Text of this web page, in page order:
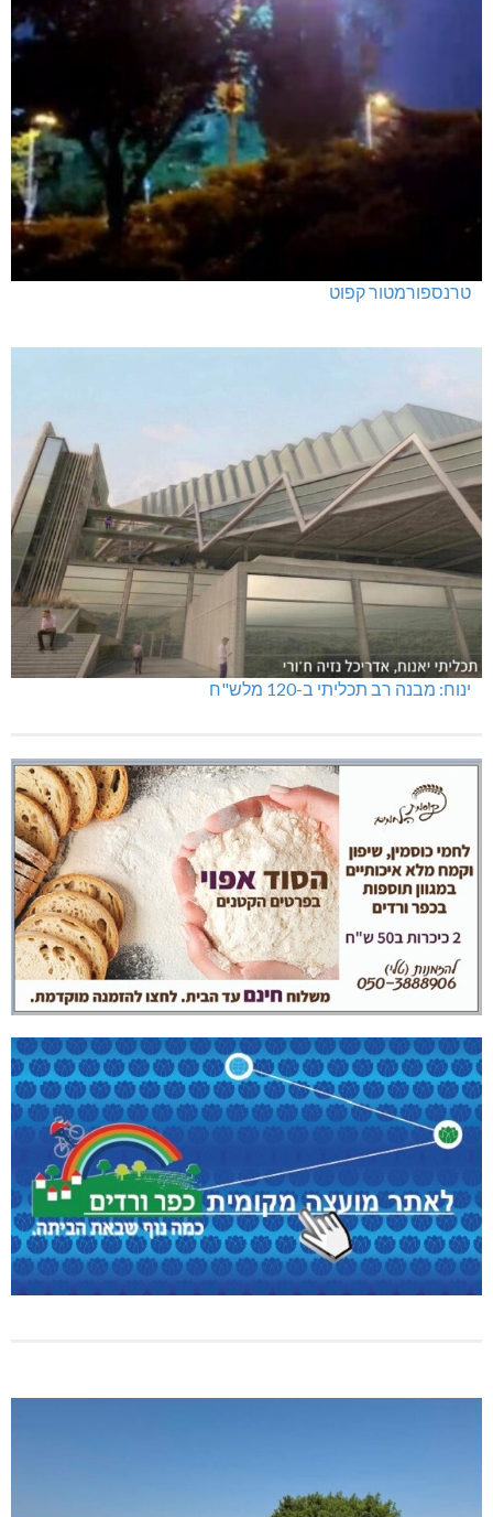
טרנספורמטור קפוט
ינוח: מבנה רב תכליתי ב-120 מלש"ח